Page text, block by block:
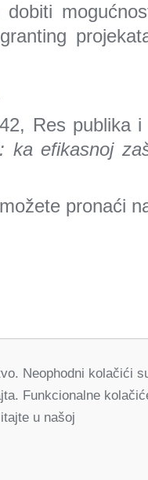
Res publika
ka efikasnoj
pronaći
office@partners-
Neophodni kolačići
Funkcionalne
u našoj